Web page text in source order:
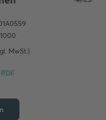
MwSt.)
Download PDF